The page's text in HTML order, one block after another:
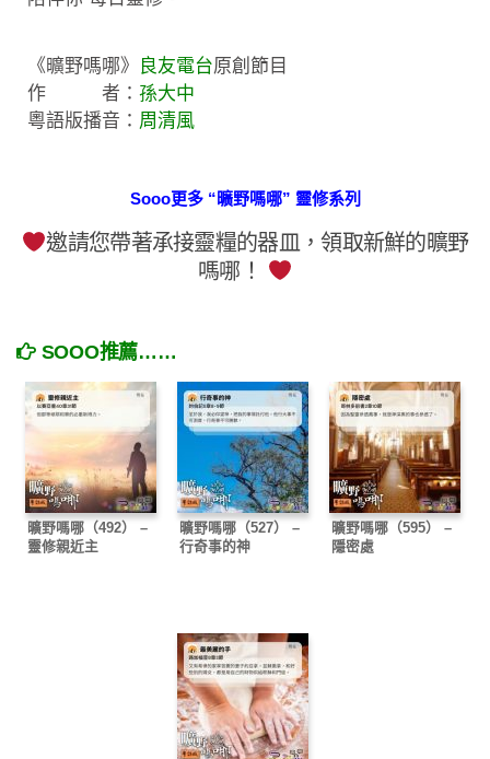
《曠野嗎哪》 良友電台原創節目
作 者： 孫大中
粵語版播音： 周清風
Sooo更多 “曠野嗎哪” 靈修系列
邀請您帶著承接靈糧的器皿，領取新鮮的曠野
嗎哪！
SOOO推薦……
曠野嗎哪（492） –
靈修親近主
曠野嗎哪（527） –
行奇事的神
曠野嗎哪（595） –
隱密處